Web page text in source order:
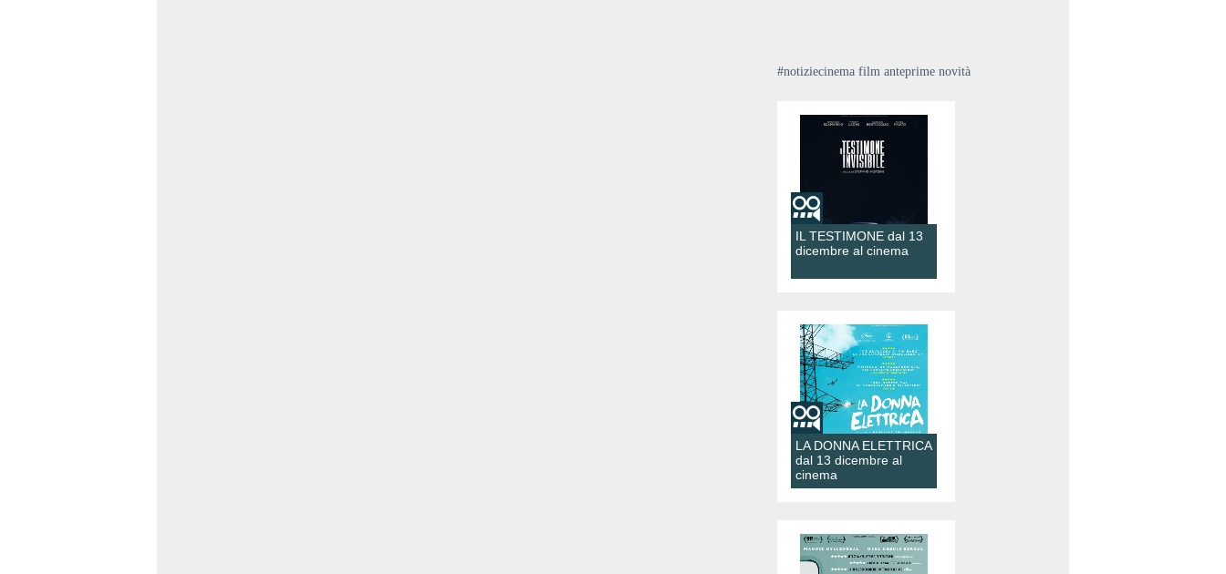
#notiziecinema film anteprime novità
IL TESTIMONE dal 13
dicembre al cinema
LA DONNA ELETTRICA
dal 13 dicembre al
cinema